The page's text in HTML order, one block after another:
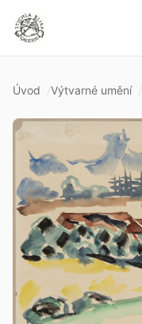
Úvod Výtvarné umění